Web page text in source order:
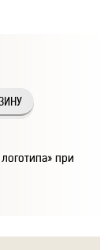
при